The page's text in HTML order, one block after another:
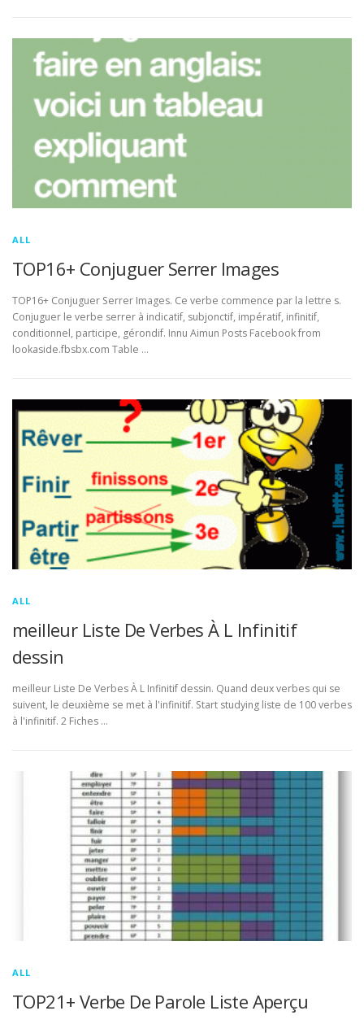
ALL
TOP16+ Conjuguer Serrer Images
TOP16+ Conjuguer Serrer Images. Ce verbe commence par la lettre s.
Conjuguer le verbe serrer à indicatif, subjonctif, impératif, infinitif,
conditionnel, participe, gérondif. Innu Aimun Posts Facebook from
lookaside.fbsbx.com Table …
ALL
meilleur Liste De Verbes À L Infinitif
dessin
meilleur Liste De Verbes À L Infinitif dessin. Quand deux verbes qui se
suivent, le deuxième se met à l'infinitif. Start studying liste de 100 verbes
à l'infinitif. 2 Fiches …
ALL
TOP21+ Verbe De Parole Liste Aperçu